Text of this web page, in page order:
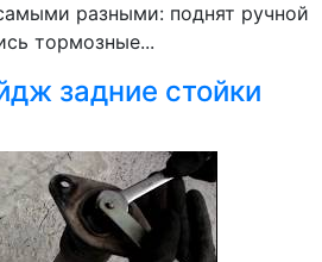
разными: поднят ручной
тормозные...
задние стойки